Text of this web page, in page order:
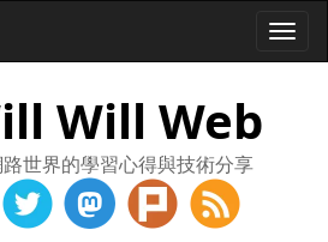
Will Web
世界的學習心得與技術分享